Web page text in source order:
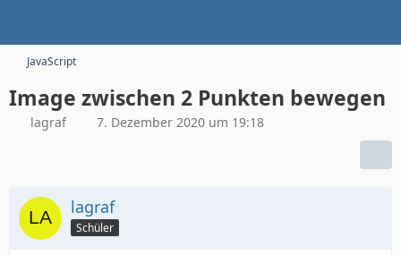
JavaScript
Image zwischen 2 Punkten bewegen
lagraf 7. Dezember 2020 um 19:18
lagraf
Schüler